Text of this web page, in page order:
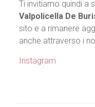
Ti invitiamo quindi a
Valpolicella De
sito e a rimanere
anche attraverso i
Instagram